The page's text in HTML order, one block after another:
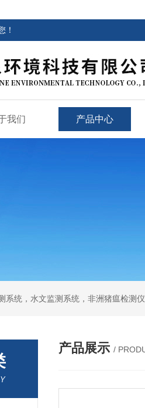
！
我们 产品中心
系统，水文监测系统，非洲猪瘟检测
产品展示 /